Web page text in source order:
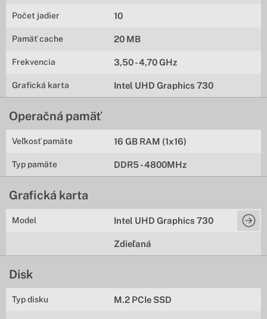
Počet jadier 10
Pamäť cache 20 MB
Frekvencia 3,50 - 4,70 GHz
Grafická karta Intel UHD Graphics 730
Operačná pamäť
Veľkosť pamäte 16 GB RAM (1x16)
Typ pamäte DDR5 - 4800MHz
Grafická karta
Model Intel UHD Graphics 730
Zdieľaná
Disk
Typ disku M.2 PCIe SSD